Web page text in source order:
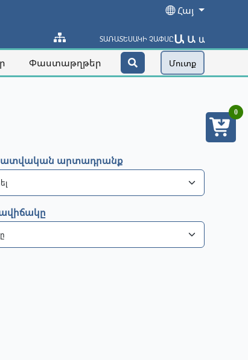
Հայ
ՏԱՌԱՏԵՍԱԿԻ ՉԱՓՍԸԱ Ա Ա
Փաստաթղթեր Մուտք
արտադրանք
0